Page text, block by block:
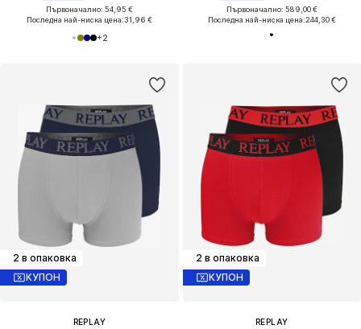
Първоначално: 54,95 €
Последна най-ниска цена:31,96 €
+2
Първоначално: 589,00 €
Последна най-ниска цена:244,30 €
2 в опаковка
КУПОН
REPLAY
2 в опаковка
КУПОН
REPLAY